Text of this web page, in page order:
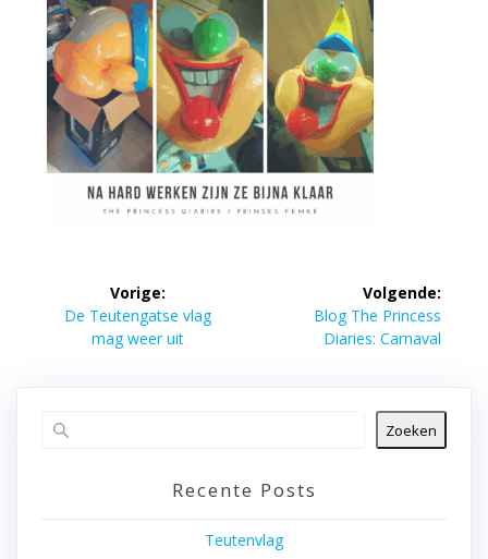
Bericht
navigatie
Vorige:
Vorig
bericht:
De Teutengatse vlag
mag weer uit
Volgende:
Volgend
bericht:
Blog The Princess
Diaries: Carnaval
Zoeken
Recente Posts
Teutenvlag